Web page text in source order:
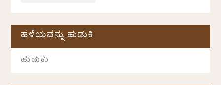
ಹಳೆಯವನ್ನು ಹುಡುಕಿ